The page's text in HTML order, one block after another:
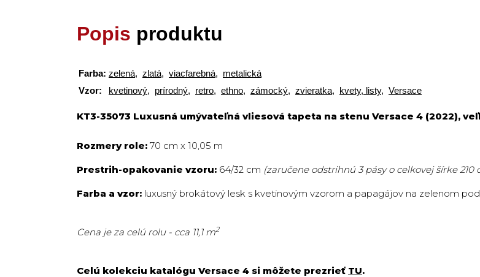
Popis produktu
Farba: zelená, zlatá, viacfarebná, metalická
Vzor:
kvetinový, prírodný, retro, ethno, zámocký, zvieratka, kvety, listy, Versace
KT3-35073 Luxusná umývateľná vliesová tapeta na stenu Versace 4 (2022),
Rozmery role: 70 cm x 10,05 m
Prestrih-opakovanie vzoru: 64/32 cm (zaručene odstrihnú 3 pásy o celkovej šírke 210
Farba a vzor: luxusný brokátový lesk s kvetinovým vzorom a papagájov na zelenom
Cena je za celú rolu - cca 11,1 m2
Celú kolekciu katalógu Versace 4 si môžete prezrieť TU.